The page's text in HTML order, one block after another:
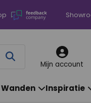
Annuleren
Mijn account
Inspiratie